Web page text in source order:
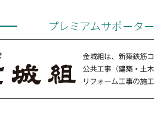
プレミアムサポーター